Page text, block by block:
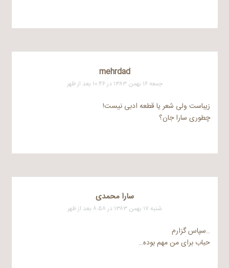
mehrdad
جمعه ۱۶ بهمن ۱۳۸۳ در ۱۰:۴۶ بعد از ظهر
زیباست ولی شعر یا قطعه ادبی نیست!
چطوری سارا جان؟
سارا محمدی
شنبه ۱۷ بهمن ۱۳۸۳ در ۸:۵۸ بعد از ظهر
..سپاس گزارم
حباب برای من مهم بوده…